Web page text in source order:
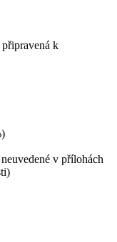
k
v přílohách